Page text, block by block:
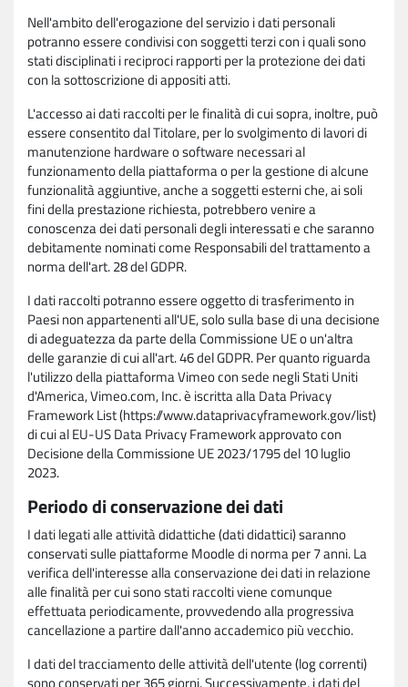
Nell'ambito dell'erogazione del servizio i dati personali
potranno essere condivisi con soggetti terzi con i quali sono
stati disciplinati i reciproci rapporti per la protezione dei dati
con la sottoscrizione di appositi atti.
L'accesso ai dati raccolti per le finalità di cui sopra, inoltre, può
essere consentito dal Titolare, per lo svolgimento di lavori di
manutenzione hardware o software necessari al
funzionamento della piattaforma o per la gestione di alcune
funzionalità aggiuntive, anche a soggetti esterni che, ai soli
fini della prestazione richiesta, potrebbero venire a
conoscenza dei dati personali degli interessati e che saranno
debitamente nominati come Responsabili del trattamento a
norma dell'art. 28 del GDPR.
I dati raccolti potranno essere oggetto di trasferimento in
Paesi non appartenenti all'UE, solo sulla base di una decisione
di adeguatezza da parte della Commissione UE o un'altra
delle garanzie di cui all'art. 46 del GDPR. Per quanto riguarda
l'utilizzo della piattaforma Vimeo con sede negli Stati Uniti
d'America, Vimeo.com, Inc. è iscritta alla Data Privacy
Framework List (https://www.dataprivacyframework.gov/list)
di cui al EU-US Data Privacy Framework approvato con
Decisione della Commissione UE 2023/1795 del 10 luglio
2023.
Periodo di conservazione dei dati
I dati legati alle attività didattiche (dati didattici) saranno
conservati sulle piattaforme Moodle di norma per 7 anni. La
verifica dell'interesse alla conservazione dei dati in relazione
alle finalità per cui sono stati raccolti viene comunque
effettuata periodicamente, provvedendo alla progressiva
cancellazione a partire dall'anno accademico più vecchio.
I dati del tracciamento delle attività dell'utente (log correnti)
sono conservati per 365 giorni. Successivamente, i dati del